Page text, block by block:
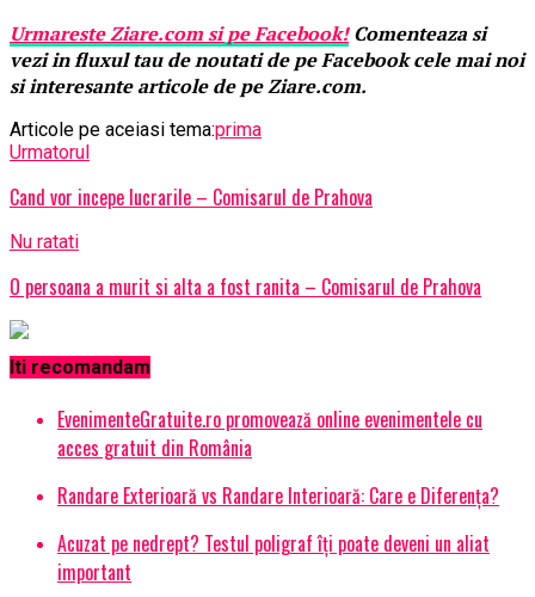
UrmaresteZiare.comsi pe Facebook!Comenteaza si
vezi in fluxul tau de noutati de pe Facebook cele mai noi
si interesante articole de pe Ziare.com.
Articole pe aceiasi tema:prima
Urmatorul
Cand vor incepe lucrarile – Comisarul de Prahova
Nu ratati
O persoana a murit si alta a fost ranita – Comisarul de Prahova
Iti recomandam
EvenimenteGratuite.ro promovează online evenimentele cu
acces gratuit din România
Randare Exterioară vs Randare Interioară: Care e Diferența?
Acuzat pe nedrept? Testul poligraf îţi poate deveni un aliat
important